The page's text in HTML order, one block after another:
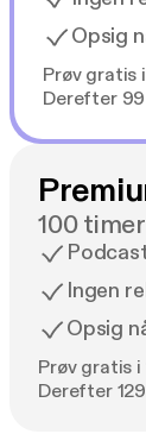
Opsig
Prøv gratis
Derefter
100
Ingen
Opsig
Prøv gratis i
Derefter